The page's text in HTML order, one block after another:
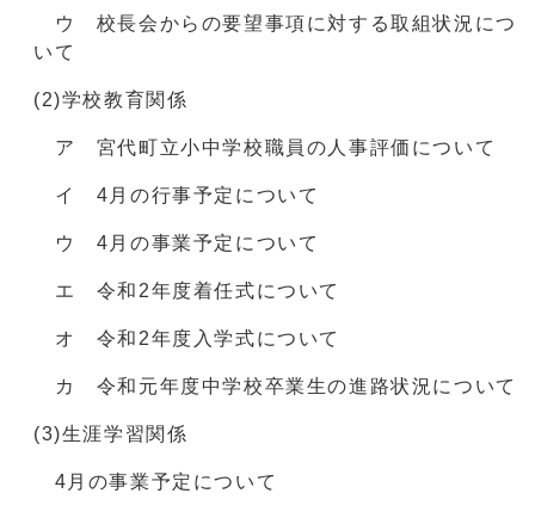
ウ 校長会からの要望事項に対する取組状況につ
いて
(2)学校教育関係
ア 宮代町立小中学校職員の人事評価について
イ 4月の行事予定について
ウ 4月の事業予定について
エ 令和2年度着任式について
オ 令和2年度入学式について
カ 令和元年度中学校卒業生の進路状況について
(3)生涯学習関係
4月の事業予定について